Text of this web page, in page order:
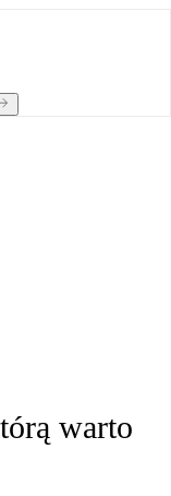
warto